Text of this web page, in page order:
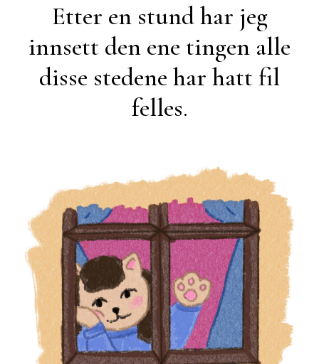
Etter en stund har jeg
innsett den ene tingen alle
disse stedene har hatt fil
felles.